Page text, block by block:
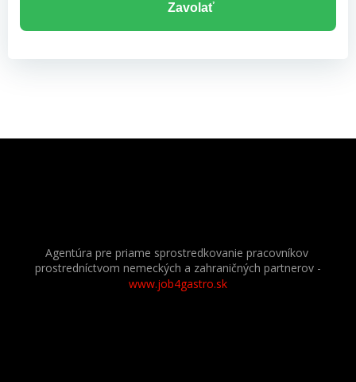
Zavolať
Agentúra pre priame sprostredkovanie pracovníkov
prostredníctvom nemeckých a zahraničných partnerov -
www.job4gastro.sk